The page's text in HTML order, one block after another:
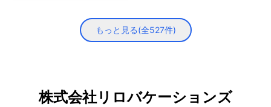
もっと見る(全527件)
株式会社リロバケーションズ